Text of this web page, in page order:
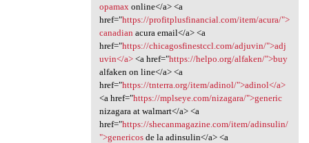
opamax online</a> <a
href="https://profitplusfinancial.com/item/acura/">
canadian acura email</a> <a
href="https://chicagosfinestccl.com/adjuvin/">adj
uvin</a><a href="https://helpo.org/alfaken/">buy
alfaken on line</a> <a
href="https://tnterra.org/item/adinol/">adinol</a>
<a href="https://mplseye.com/nizagara/">generic
nizagara at walmart</a> <a
href="https://shecanmagazine.com/item/adinsulin/
">genericosde la adinsulin</a> <a